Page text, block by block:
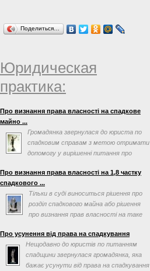
Поделиться…
Юридическая
практика:
Про визнання права власності на спадкове
майно ...
Громадянка звернулася до юриста по
спадковим справам з метою отримати
допомогу у вирішенні питання про
Про визнання права власності на 1,8 частку
спадкового ...
Тільки в суді виноситься рішення про
розділ спадкового майна або рішення
про визнання прав власності на таке
Про усунення від права на спадкування
Нещодавно до юристів по питанням
спадщини звернулася громадянка, яка
бажає усунути від права на спадкування